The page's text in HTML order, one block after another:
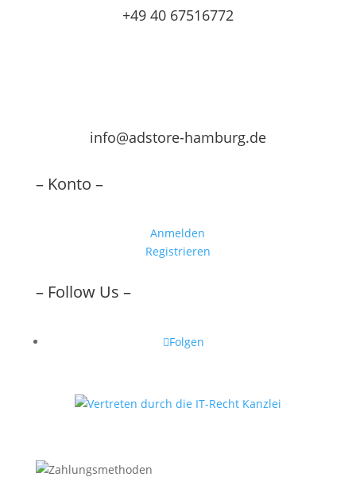
+49 40 67516772
info@adstore-hamburg.de
– Konto –
Anmelden
Registrieren
– Follow Us –
Folgen